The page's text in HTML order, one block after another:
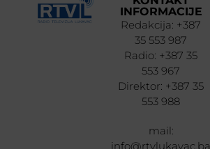
INFORMACIJE
Redakcija: +387
35 553 987
Radio: +387 35
553 967
Direktor: +387 35
553 988
mail:
info@rtvlukavac.ba